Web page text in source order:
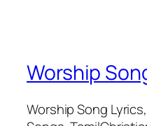
Worship
Worship Song